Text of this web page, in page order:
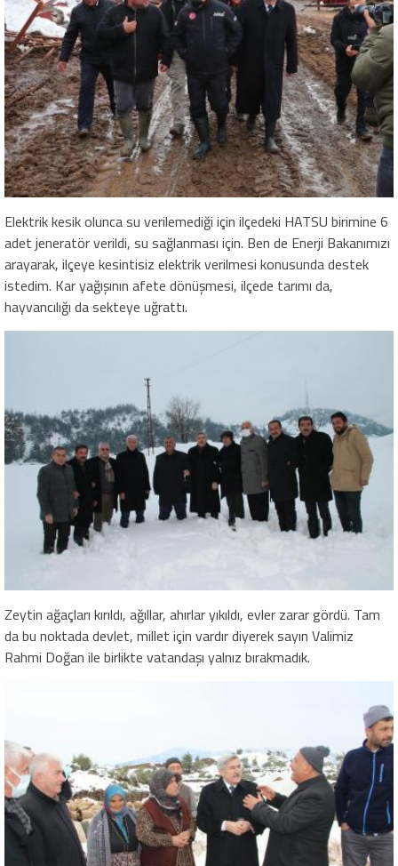
Elektrik kesik olunca su verilemediği için ilçedeki HATSU birimine 6
adet jeneratör verildi, su sağlanması için. Ben de Enerji Bakanımızı
arayarak, ilçeye kesintisiz elektrik verilmesi konusunda destek
istedim. Kar yağışının afete dönüşmesi, ilçede tarımı da,
hayvancılığı da sekteye uğrattı.
Zeytin ağaçları kırıldı, ağıllar, ahırlar yıkıldı, evler zarar gördü. Tam
da bu noktada devlet, millet için vardır diyerek sayın Valimiz
Rahmi Doğan ile birlikte vatandaşı yalnız bırakmadık.